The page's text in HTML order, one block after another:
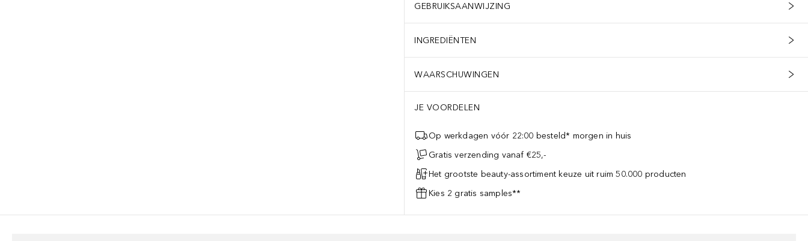
GEBRUIKSAANWIJZING
INGREDIËNTEN
WAARSCHUWINGEN
JE VOORDELEN
Op werkdagen vóór 22:00 besteld* morgen in huis
Gratis verzending vanaf €25,-
Het grootste beauty-assortiment keuze uit ruim 50.000 producten
Kies 2 gratis samples**